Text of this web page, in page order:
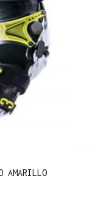
AMARILLO